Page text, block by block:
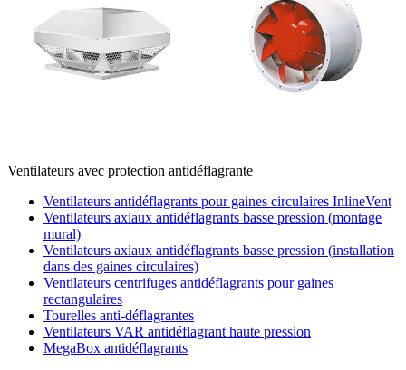
Ventilateurs avec protection antidéflagrante
Ventilateurs antidéflagrants pour gaines circulaires InlineVent
Ventilateurs axiaux antidéflagrants basse pression (montage
mural)
Ventilateurs axiaux antidéflagrants basse pression (installation
dans des gaines circulaires)
Ventilateurs centrifuges antidéflagrants pour gaines
rectangulaires
Tourelles anti-déflagrantes
Ventilateurs VAR antidéflagrant haute pression
MegaBox antidéflagrants